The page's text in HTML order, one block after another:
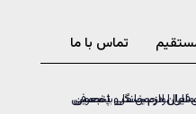
تماس با ما